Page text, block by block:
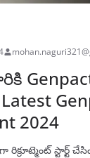
2024
రిక్రూట్మెంట్ స్టార్ట్